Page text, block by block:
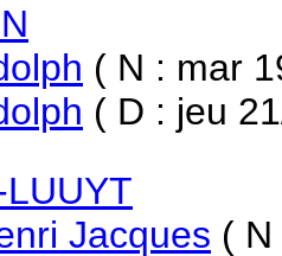
( N : mar
( D : jeu
Jacques (